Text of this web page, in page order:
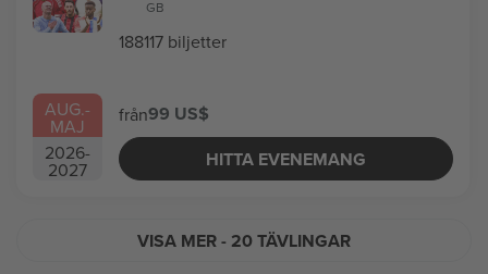
AUG.-
MAJ
2026-
2027
GB
188117 biljetter
från99 US$
HITTA EVENEMANG
VISA MER- 20 TÄVLINGAR